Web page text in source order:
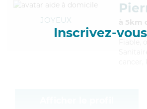
Inscrivez-
JOYEUX à 5km